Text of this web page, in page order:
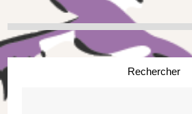
Rechercher